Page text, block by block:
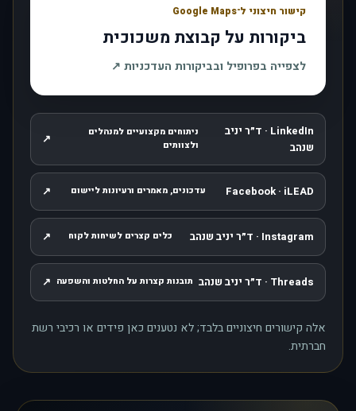
קישור חיצוני ל־Google Maps
ביקורות על קבוצת משכוכית
לצפייה בפרופיל ובביקורות העדכניות ↗
LinkedIn · ד״ר יניב
שנהב
ניתוחים מקצועיים למנהלים
ולצוותים
↗ , נפתח בחלון חדש
Facebook · iLEAD עדכונים, מאמרים ורעיונות ליישום ↗ , נפתח בחלון חדש
Instagram · ד״ר יניב שנהב כלים קצרים לשיחות לקוח ↗ , נפתח בחלון חדש
Threads · ד״ר יניב שנהב תובנות קצרות על החלטות והשפעה ↗ , נפתח בחלון חדש
אלה קישורים חיצוניים בלבד; לא נטענים כאן פידים או רכיבי רשת
חברתית.